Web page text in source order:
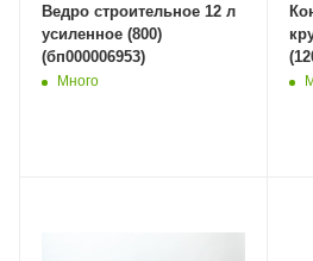
Ведро строительное 12 л
усиленное (800)
(бп000006953)
Много